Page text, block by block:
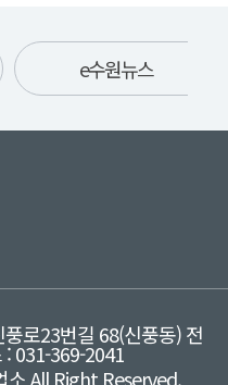
e수원뉴스
로23번길 68(신풍동)전
: 031-369-2041
All Right Reserved.